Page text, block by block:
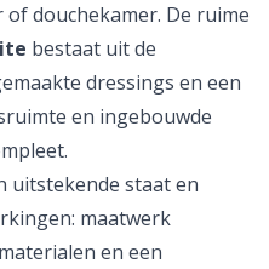
douchekamer. De ruime
bestaat uit de
dressings en een
en ingebouwde
uitstekende staat en
maatwerk
en een